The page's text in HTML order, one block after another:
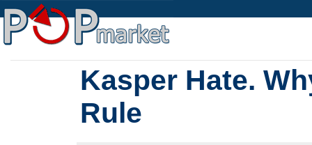
Kasper Hate.
Rule